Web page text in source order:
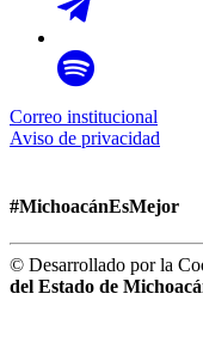
Correo institucional
Aviso de privacidad
#MichoacánEsMejor
© Desarrollado por la
del Estado de